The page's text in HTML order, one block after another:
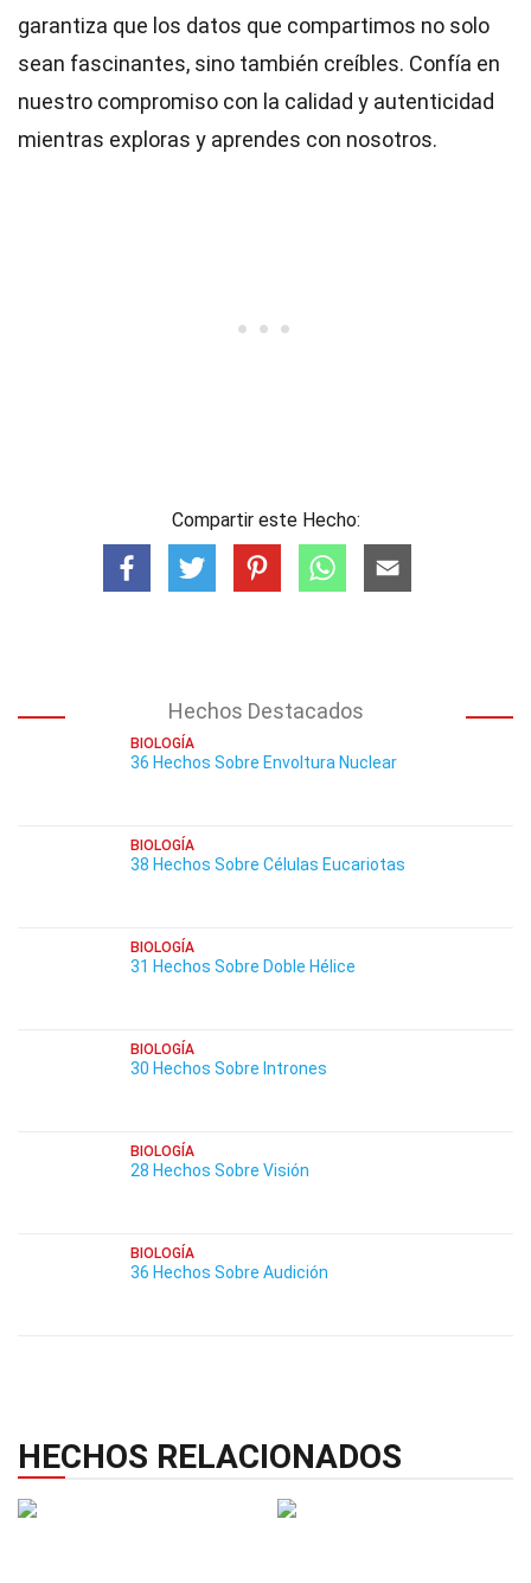
garantiza que los datos que compartimos no solo
sean fascinantes, sino también creíbles. Confía en
nuestro compromiso con la calidad y autenticidad
mientras exploras y aprendes con nosotros.
Compartir este Hecho:
Hechos Destacados
BIOLOGÍA
36 Hechos Sobre Envoltura Nuclear
BIOLOGÍA
38 Hechos Sobre Células Eucariotas
BIOLOGÍA
31 Hechos Sobre Doble Hélice
BIOLOGÍA
30 Hechos Sobre Intrones
BIOLOGÍA
28 Hechos Sobre Visión
BIOLOGÍA
36 Hechos Sobre Audición
HECHOS RELACIONADOS